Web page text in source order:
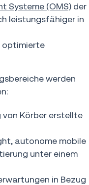
Systeme (OMS) der
leistungsfähiger in
optimierte
werden
von Körber erstellte
autonome mobile
unter einem
in Bezug